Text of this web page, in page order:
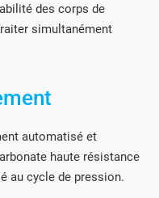
des corps de
simultanément
automatisé et
haute résistance
au cycle de pression.